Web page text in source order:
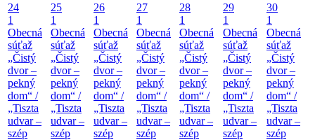
24
1
Obecná
súťaž
„Čistý
dvor –
pekný
dom“ /
„Tiszta
udvar –
szép
25
1
Obecná
súťaž
„Čistý
dvor –
pekný
dom“ /
„Tiszta
udvar –
szép
26
1
Obecná
súťaž
„Čistý
dvor –
pekný
dom“ /
„Tiszta
udvar –
szép
27
1
Obecná
súťaž
„Čistý
dvor –
pekný
dom“ /
„Tiszta
udvar –
szép
28
1
Obecná
súťaž
„Čistý
dvor –
pekný
dom“ /
„Tiszta
udvar –
szép
29
1
Obecná
súťaž
„Čistý
dvor –
pekný
dom“ /
„Tiszta
udvar –
szép
30
1
Obecná
súťaž
„Čistý
dvor –
pekný
dom“ /
„Tiszta
udvar –
szép